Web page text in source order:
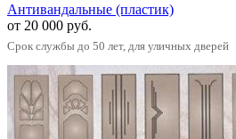
Антивандальные (пластик)
от 20 000 руб.
Срок службы до 50 лет, для уличных дверей